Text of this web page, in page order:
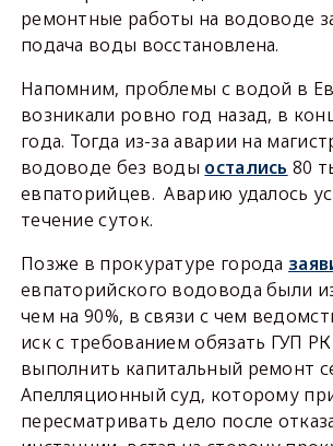
ремонтные работы на водоводе
подача воды восстановлена.
Напомним, проблемы с водой в
возникали ровно год назад, в
года. Тогда из-за аварии на
водоводе без воды остались 80
евпаторийцев. Аварию удалось
течение суток.
Позже в прокуратуре города
евпаторийского водовода были
чем на 90%, в связи с чем
иск с требованием обязать ГУП
выполнить капитальный ремонт
Апелляционный суд, которому
пересматривать дело после